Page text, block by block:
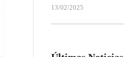
13/02/2025